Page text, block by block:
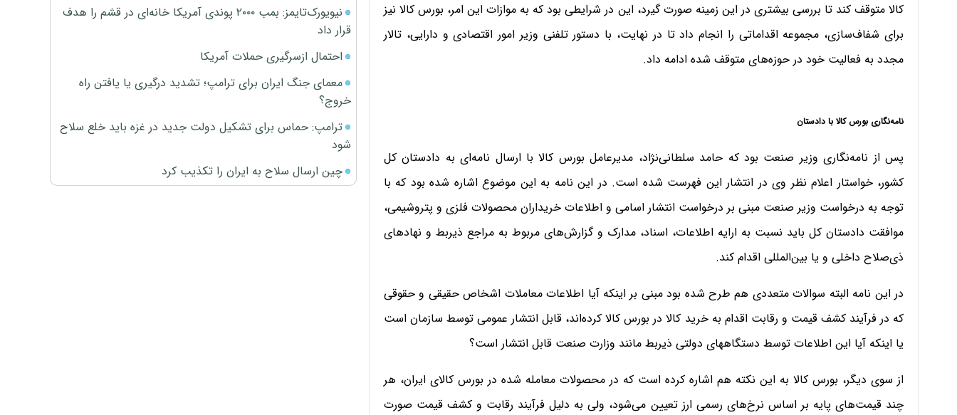
کالا متوقف کند تا بررسی بیشتری در این زمینه صورت گیرد، این در شرایطی بود که به موازات این امر، بورس کالا نیز
برای شفاف‌سازی، مجموعه اقداماتی را انجام داد تا در نهایت، با دستور تلفنی وزیر امور اقتصادی و دارایی، تالار
مجدد به فعالیت خود در حوزه‌های متوقف شده ادامه داد.
نامه‌نگاری بورس کالا با دادستان
پس از نامه‌نگاری وزیر صنعت بود که حامد سلطانی‌نژاد، مدیرعامل بورس کالا با ارسال نامه‌ای به دادستان کل
کشور، خواستار اعلام نظر وی در انتشار این فهرست شده است. در این نامه به این موضوع اشاره شده بود که با
توجه به درخواست وزیر صنعت مبنی بر درخواست انتشار اسامی و اطلاعات خریداران محصولات فلزی و پتروشیمی،
موافقت دادستان کل باید نسبت به ارایه اطلاعات، اسناد، مدارک و گزارش‌های مربوط به مراجع ذیربط و نهادهای
ذی‌صلاح داخلی و یا بین‌المللی اقدام کند.
در این نامه البته سوالات متعددی هم طرح شده بود مبنی بر اینکه آیا اطلاعات معاملات اشخاص حقیقی و حقوقی
که در فرآیند کشف قیمت و رقابت اقدام به خرید کالا در بورس کالا کرده‌اند، قابل انتشار عمومی توسط سازمان است
یا اینکه آیا این اطلاعات توسط دستگاههای دولتی ذیربط مانند وزارت صنعت قابل انتشار است؟
از سوی دیگر، بورس کالا به این نکته هم اشاره کرده است که در محصولات معامله شده در بورس کالای ایران، هر
چند قیمت‌های پایه بر اساس نرخ‌های رسمی ارز تعیین می‌شود، ولی به دلیل فرآیند رقابت و کشف قیمت صورت
نیویورک‌تایمز: بمب ۲۰۰۰ پوندی آمریکا خانه‌ای در قشم را هدف
قرار داد
احتمال ازسرگیری حملات آمریکا
معمای جنگ ایران برای ترامپ؛ تشدید درگیری یا یافتن راه
خروج؟
ترامپ: حماس برای تشکیل دولت جدید در غزه باید خلع سلاح
شود
چین ارسال سلاح به ایران را تکذیب کرد